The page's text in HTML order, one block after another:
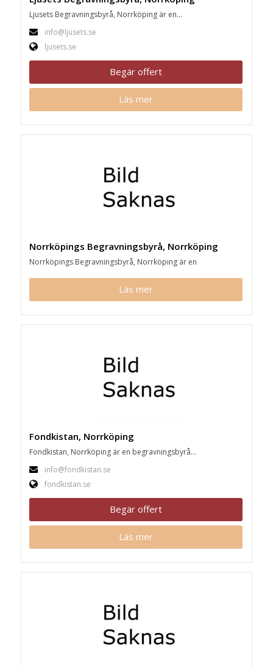
Ljusets Begravningsbyrå, Norrköping är en...
info@ljusets.se
ljusets.se
Begär offert
Läs mer
Norrköpings Begravningsbyrå, Norrköping
Norrköpings Begravningsbyrå, Norrköping är en
Läs mer
Fondkistan, Norrköping
Fondkistan, Norrköping är en begravningsbyrå...
info@fondkistan.se
fondkistan.se
Begär offert
Läs mer